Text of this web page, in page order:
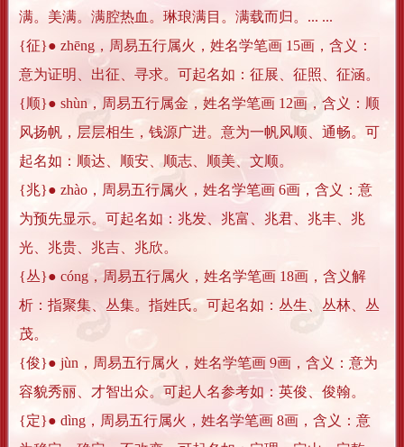
满。美满。满腔热血。琳琅满目。满载而归。... ...
{征}● zhēng，周易五行属火，姓名学笔画 15画，含义：
意为证明、出征、寻求。可起名如：征展、征照、征涵。
{顺}● shùn，周易五行属金，姓名学笔画 12画，含义：顺
风扬帆，层层相生，钱源广进。意为一帆风顺、通畅。可
起名如：顺达、顺安、顺志、顺美、文顺。
{兆}● zhào，周易五行属火，姓名学笔画 6画，含义：意
为预先显示。可起名如：兆发、兆富、兆君、兆丰、兆
光、兆贵、兆吉、兆欣。
{丛}● cóng，周易五行属火，姓名学笔画 18画，含义解
析：指聚集、丛集。指姓氏。可起名如：丛生、丛林、丛
茂。
{俊}● jùn，周易五行属火，姓名学笔画 9画，含义：意为
容貌秀丽、才智出众。可起人名参考如：英俊、俊翰。
{定}● dìng，周易五行属火，姓名学笔画 8画，含义：意